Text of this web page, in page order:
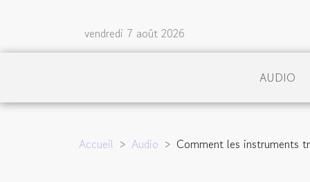
vendredi 7 août 2026
AUDIO
Accueil Audio Comment les instruments